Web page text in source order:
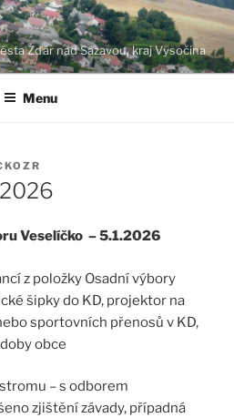
Žďár nad Sázavou, kraj Vysočina
Menu
Veselíčko – 5.1.2026
z položky Osadní výbory
šipky do KD, projektor na
sportovních přenosů v KD,
obce
– s odborem
zjištění závady, případná